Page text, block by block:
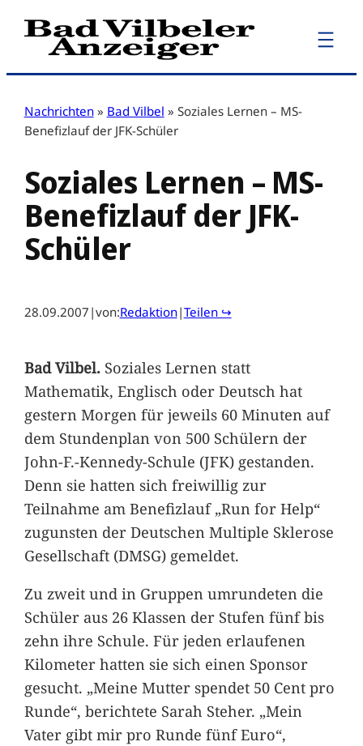
Zum
Inhalt
Nachrichten » Bad Vilbel » Soziales Lernen – MS-
Benefizlauf der JFK-Schüler
Soziales Lernen – MS-
Benefizlauf der JFK-
Schüler
28.09.2007 |von:Redaktion|Teilen ↪
Bad Vilbel.Soziales Lernen statt
Mathematik, Englisch oder Deutsch hat
gestern Morgen für jeweils 60 Minuten auf
dem Stundenplan von 500 Schülern der
John-F.-Kennedy-Schule (JFK) gestanden.
Denn sie hatten sich freiwillig zur
Teilnahme am Benefizlauf „Run for Help“
zugunsten der Deutschen Multiple Sklerose
Gesellschaft (DMSG) gemeldet.
Zu zweit und in Gruppen umrundeten die
Schüler aus 26 Klassen der Stufen fünf bis
zehn ihre Schule. Für jeden erlaufenen
Kilometer hatten sie sich einen Sponsor
gesucht. „Meine Mutter spendet 50 Cent pro
Runde“, berichtete Sarah Steher. „Mein
Vater gibt mir pro Runde fünf Euro“,